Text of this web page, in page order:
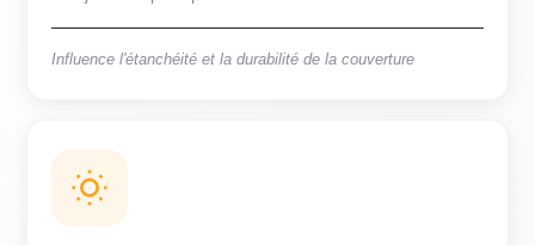
Influence l'étanchéité et la durabilité de la couverture